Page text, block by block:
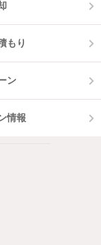
もり
ン
情報